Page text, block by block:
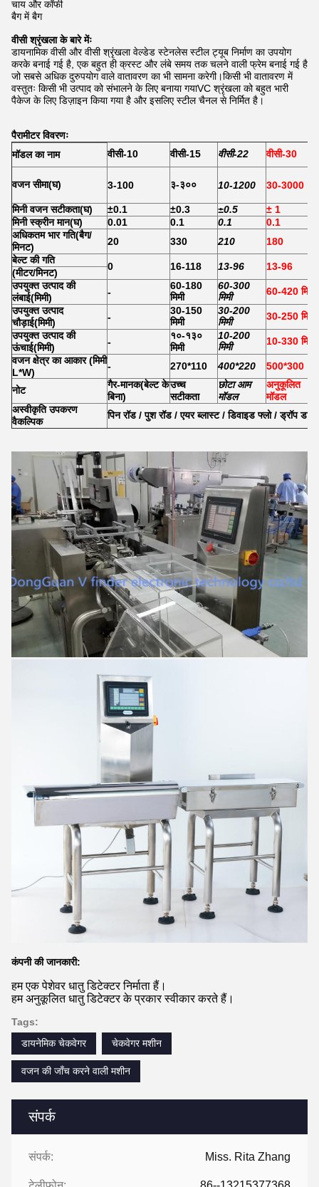
संपर्क
संपर्क: Miss. Rita Zhang
चाय और कॉफी
बैग में बैग
वीसी श्रृंखला के बारे मेंः
डायनामिक वीसी और वीसी श्रृंखला वेल्डेड स्टेनलेस स्टील ट्यूब निर्माण का उपयोग
करके बनाई गई है, एक बहुत ही क्रस्ट और लंबे समय तक चलने वाली फ्रेम बनाई गई है
जो सबसे अधिक दुरुपयोग वाले वातावरण का भी सामना करेगी।किसी भी वातावरण में
वस्तुतः किसी भी उत्पाद को संभालने के लिए बनाया गयाVC श्रृंखला को बहुत भारी
पैकेज के लिए डिज़ाइन किया गया है और इसलिए स्टील चैनल से निर्मित है।
पैरामीटर विवरणः
वीसी-10
वीसी-15 वीसी-22 वीसी-30
मॉडल का नाम
वजन सीमा(घ) 3-100 ३-३०० 10-1200 30-3000
मिनी वजन सटीकता(घ) ±0.1 ±0.3 ±0.5 ± 1
मिनी स्क्रीन मान(घ) 0.01 0.1 0.1 0.1
अधिकतम भार गति(बैग/
मिनट) 20 330 210 180
बेल्ट की गति
0 16-118 13-96 13-96
(मीटर/मिनट)
उपयुक्त उत्पाद की
लंबाई(मिमी) -
60-180
मिमी
60-300
मिमी
60-420 मिमी
उपयुक्त उत्पाद
चौड़ाई(मिमी) -
30-150
मिमी
30-200
मिमी
30-250 मिमी
उपयुक्त उत्पाद की
ऊंचाई(मिमी) -
१०-१३०
मिमी
10-200
मिमी
10-330 मिमी
वजन क्षेत्र का आकार (मिमी
L*W)
- 270*110 400*220 500*300
नोट गैर-मानक(बेल्ट के
बिना)
उच्च
सटीकता
छोटा आम
मॉडल
अनुकूलित
मॉडल
अस्वीकृति उपकरण
वैकल्पिक
पिन रॉड / पुश रॉड / एयर ब्लास्ट / डिवाइड फ्लो / ड्रॉप
कंपनी की जानकारी:
हम एक पेशेवर धातु डिटेक्टर निर्माता हैं।
हम अनुकूलित धातु डिटेक्टर के प्रकार स्वीकार करते हैं।
Tags:
डायनेमिक चेकवेगर
चेकवेगर मशीन
वजन की जाँच करने वाली मशीन